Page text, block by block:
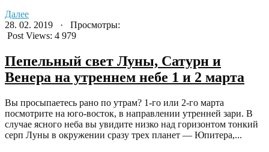
Далее
28. 02. 2019 · Просмотры:
Post Views: 4 979
Пепельный свет Луны, Сатурн и
Венера на утреннем небе 1 и 2 марта
Вы просыпаетесь рано по утрам? 1-го или 2-го марта
посмотрите на юго-восток, в направлении утренней зари. В
случае ясного неба вы увидите низко над горизонтом тонкий
серп Луны в окружении сразу трех планет — Юпитера,...